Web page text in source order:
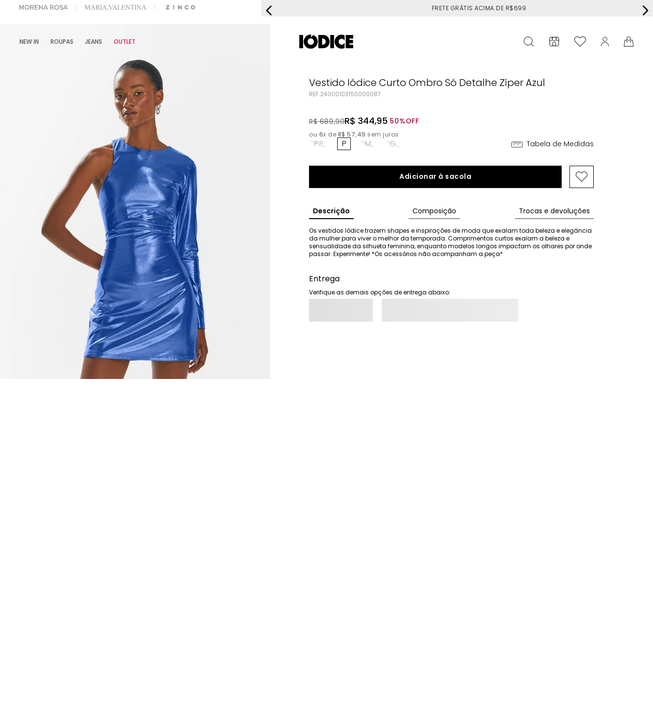
ESCOLHER SEU LOOK? FALE COM NOSSA PERSONAL SHOPPER. FRETE GRÁTIS ACIMA DE R$699
NEW IN ROUPAS JEANS OUTLET
Vestido Iódice Curto Ombro Só Detalhe Zíper Azul
REF.24000103150000087
R$ 689,90R$ 344,95 50%OFF
ou 6x de R$ 57,49 sem juros
PP P M G Tabela de Medidas
Adicionar à sacola
Descrição Composição Trocas e devoluções
Os vestidos Iódice trazem shapes e inspirações de moda que exalam toda beleza e elegância
da mulher para viver o melhor da temporada. Comprimentos curtos exalam a beleza e
sensualidade da silhueta feminina, enquanto modelos longos impactam os olhares por onde
passar. Experimente! *Os acessórios não acompanham a peça*
Entrega
Verifique as demais opções de entrega abaixo: